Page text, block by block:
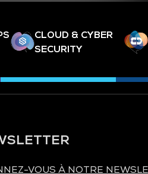
CLOUD & CYBER
SECURITY
VOUS À NOTRE